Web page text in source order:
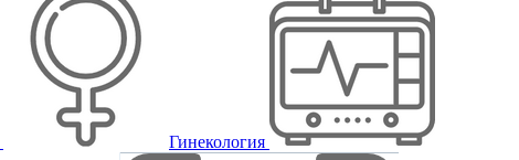
Гинекология